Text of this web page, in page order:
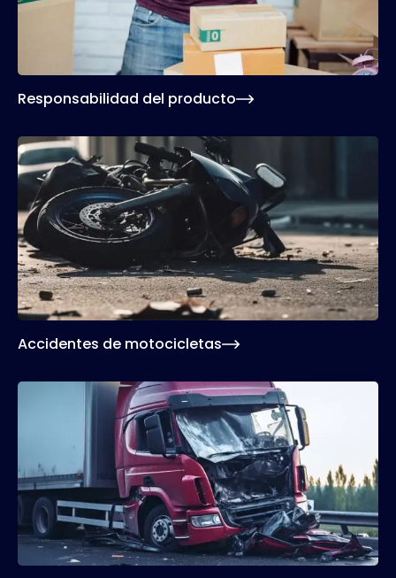
producto que le cause una lesión debido a su
mal funcionamiento, estaremos a su lado para
Responsabilidad del producto
accidentes de motopueden causar lesiones
personales serias. En Michael Kelly reclamaremos
su indemnización, incluyendo la pérdida de ingresos
en el trabajo.
Accidentes de motocicletas
Los accidentes de camión pueden tener
múltiples responsables, desde otros
conductores involucrados en el accidente hasta
el mal estado de la vía o la falta de
mantenimiento del vehículo. Nuestros abogados
investigarán el caso a fondo para defender sus
intereses.